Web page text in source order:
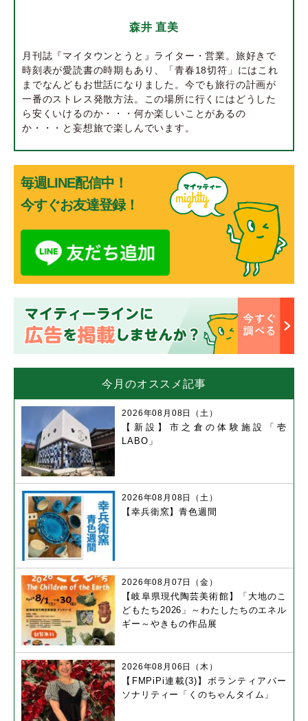
森井 直美
月刊誌『マイタウンとうと』ライター・営業。旅好きで
時刻表が愛読書の時期もあり、「青春18切符」にはこれ
までなんどもお世話になりました。今でも旅行の計画が
一番のストレス発散方法。この場所に行くにはどうした
ら安くいけるのか・・・何か楽しいことがあるの
か・・・と妄想旅で楽しんでいます。
毎週LINE配信中！
今すぐお友達登録！
今月のオススメ記事
【新設】市之倉の体験施設「壱
LABO」
2026年08月08日（土）
【幸兵衛窯】青色週間
2026年08月08日（土）
【岐阜県現代陶芸美術館】「大地のこ
どもたち2026」～わたしたちのエネル
ギー～やきもの作品展
2026年08月07日（金）
【FMPiPi連載(3)】ボランティアパー
ソナリティー「くのちゃんタイム」
2026年08月06日（木）